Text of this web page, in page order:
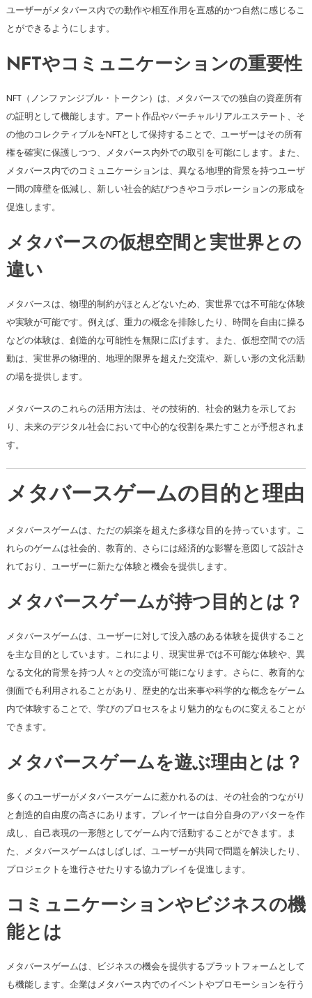
ユーザーがメタバース内での動作や相互作用を直感的かつ自然に感じるこ
とができるようにします。
NFTやコミュニケーションの重要性
NFT（ノンファンジブル・トークン）は、メタバースでの独自の資産所有
の証明として機能します。アート作品やバーチャルリアルエステート、そ
の他のコレクティブルをNFTとして保持することで、ユーザーはその所有
権を確実に保護しつつ、メタバース内外での取引を可能にします。また、
メタバース内でのコミュニケーションは、異なる地理的背景を持つユーザ
ー間の障壁を低減し、新しい社会的結びつきやコラボレーションの形成を
促進します。
メタバースの仮想空間と実世界との
違い
メタバースは、物理的制約がほとんどないため、実世界では不可能な体験
や実験が可能です。例えば、重力の概念を排除したり、時間を自由に操る
などの体験は、創造的な可能性を無限に広げます。また、仮想空間での活
動は、実世界の物理的、地理的限界を超えた交流や、新しい形の文化活動
の場を提供します。
メタバースのこれらの活用方法は、その技術的、社会的魅力を示してお
り、未来のデジタル社会において中心的な役割を果たすことが予想されま
す。
メタバースゲームの目的と理由
メタバースゲームは、ただの娯楽を超えた多様な目的を持っています。こ
れらのゲームは社会的、教育的、さらには経済的な影響を意図して設計さ
れており、ユーザーに新たな体験と機会を提供します。
メタバースゲームが持つ目的とは？
メタバースゲームは、ユーザーに対して没入感のある体験を提供すること
を主な目的としています。これにより、現実世界では不可能な体験や、異
なる文化的背景を持つ人々との交流が可能になります。さらに、教育的な
側面でも利用されることがあり、歴史的な出来事や科学的な概念をゲーム
内で体験することで、学びのプロセスをより魅力的なものに変えることが
できます。
メタバースゲームを遊ぶ理由とは？
多くのユーザーがメタバースゲームに惹かれるのは、その社会的つながり
と創造的自由度の高さにあります。プレイヤーは自分自身のアバターを作
成し、自己表現の一形態としてゲーム内で活動することができます。ま
た、メタバースゲームはしばしば、ユーザーが共同で問題を解決したり、
プロジェクトを進行させたりする協力プレイを促進します。
コミュニケーションやビジネスの機
能とは
メタバースゲームは、ビジネスの機会を提供するプラットフォームとして
も機能します。企業はメタバース内でのイベントやプロモーションを行う